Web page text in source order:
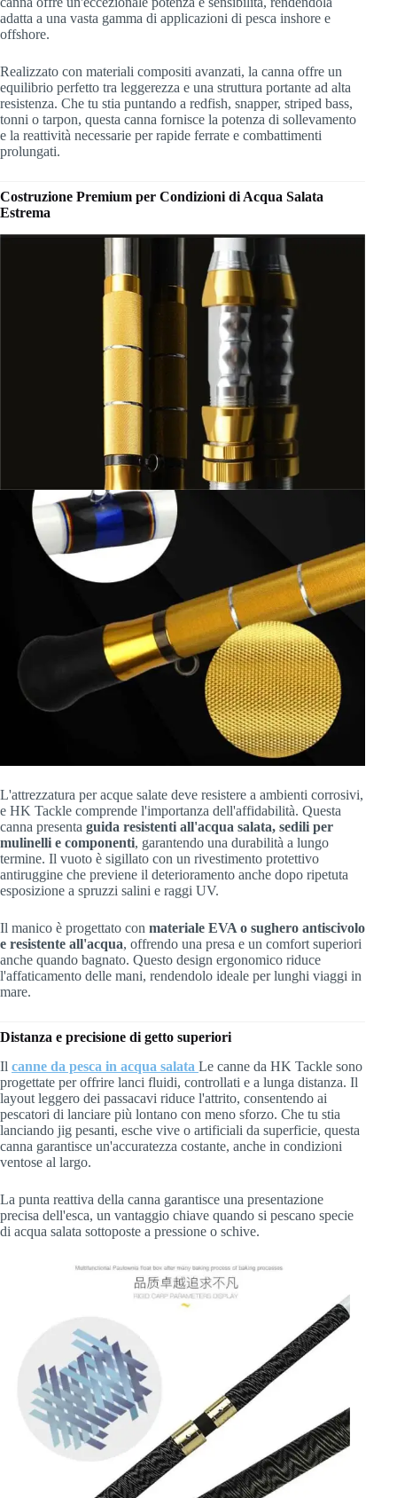
adatta a una vasta gamma di applicazioni di pesca inshore e
offshore.
Realizzato con materiali compositi avanzati, la canna offre un
equilibrio perfetto tra leggerezza e una struttura portante ad alta
resistenza. Che tu stia puntando a redfish, snapper, striped bass,
tonni o tarpon, questa canna fornisce la potenza di sollevamento
e la reattività necessarie per rapide ferrate e combattimenti
prolungati.
Costruzione Premium per Condizioni di Acqua Salata
Estrema
L'attrezzatura per acque salate deve resistere a ambienti corrosivi,
e HK Tackle comprende l'importanza dell'affidabilità. Questa
canna presenta guida resistenti all'acqua salata, sedili per
mulinelli e componenti, garantendo una durabilità a lungo
termine. Il vuoto è sigillato con un rivestimento protettivo
antiruggine che previene il deterioramento anche dopo ripetuta
esposizione a spruzzi salini e raggi UV.
Il manico è progettato con materiale EVA o sughero antiscivolo
e resistente all'acqua, offrendo una presa e un comfort superiori
anche quando bagnato. Questo design ergonomico riduce
l'affaticamento delle mani, rendendolo ideale per lunghi viaggi in
mare.
Distanza e precisione di getto superiori
Il canne da pesca in acqua salata Le canne da HK Tackle sono
progettate per offrire lanci fluidi, controllati e a lunga distanza. Il
layout leggero dei passacavi riduce l'attrito, consentendo ai
pescatori di lanciare più lontano con meno sforzo. Che tu stia
lanciando jig pesanti, esche vive o artificiali da superficie, questa
canna garantisce un'accuratezza costante, anche in condizioni
ventose al largo.
La punta reattiva della canna garantisce una presentazione
precisa dell'esca, un vantaggio chiave quando si pescano specie
di acqua salata sottoposte a pressione o schive.